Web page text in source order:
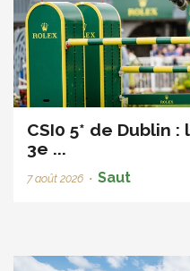
CSI0 5* de Dublin
3e ...
7 août 2026 • Saut